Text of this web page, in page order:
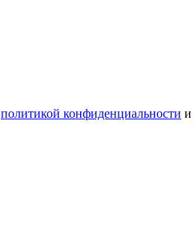
политикой конфиденциальности и